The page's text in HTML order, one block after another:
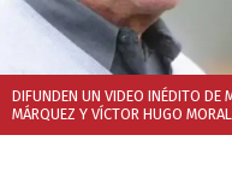
DIFUNDEN UN VIDEO INÉDITO DE
MÁRQUEZ Y VÍCTOR HUGO